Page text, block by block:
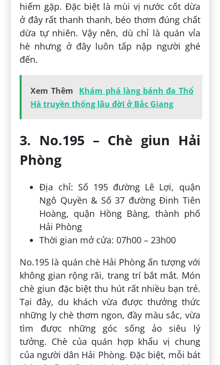
hiếm gặp. Đặc biệt là mùi vị nước cốt dừa
ở đây rất thanh thanh, béo thơm đúng chất
dừa tự nhiên. Vậy nên, dù chỉ là quán vỉa
hè nhưng ở đây luôn tấp nập người ghé
đến.
Xem Thêm
Khám phá làng bánh đa Thổ
Hà truyền thống lâu đời ở Bắc Giang
3. No.195 – Chè giun Hải
Phòng
Địa chỉ: Số 195 đường Lê Lợi, quận
Ngô Quyền & Số 37 đường Đinh Tiên
Hoàng, quận Hồng Bàng, thành phố
Hải Phòng
Thời gian mở cửa: 07h00 – 23h00
No.195 là quán chè Hải Phòng ấn tượng với
không gian rộng rãi, trang trí bắt mắt. Món
chè giun đặc biệt thu hút rất nhiều bạn trẻ.
Tại đây, du khách vừa được thưởng thức
những ly chè thơm ngon, đầy màu sắc, vừa
tìm được những góc sống ảo siêu lý
tưởng. Chè của quán hợp khẩu vị chung
của người dân Hải Phòng. Đặc biệt, mỗi bát